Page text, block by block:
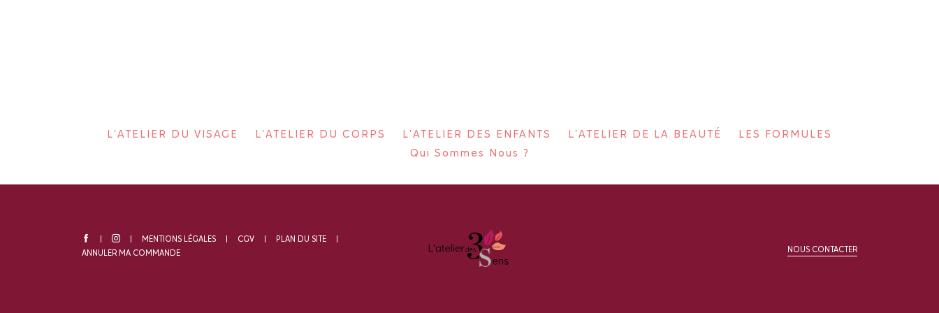
L'ATELIER DU VISAGE L'ATELIER DU CORPS L'ATELIER DES ENFANTS L'ATELIER DE LA BEAUTÉ
LES FORMULES
Qui Sommes Nous ?
MENTIONS LÉGALES CGV
PLAN DU SITE
ANNULER MA COMMANDE
NOUS CONTACTER